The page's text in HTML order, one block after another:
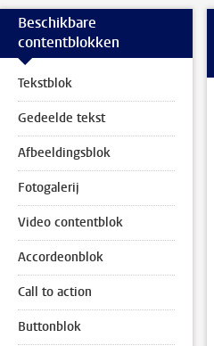
Beschikbare
contentblokken
Tekstblok
Gedeelde tekst
Afbeeldingsblok
Fotogalerij
Video contentblok
Accordeonblok
Call to action
Buttonblok